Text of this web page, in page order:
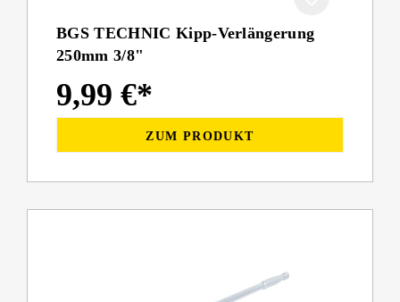
BGS TECHNIC Kipp-Verlängerung
250mm 3/8"
9,99 €*
ZUM PRODUKT